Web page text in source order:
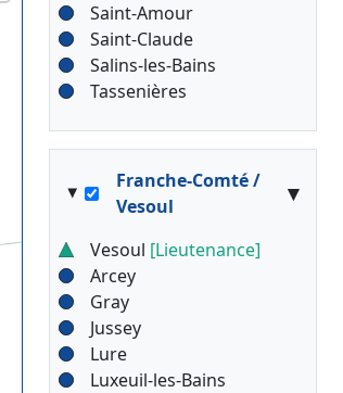
Saint-Amour
Saint-Claude
Salins-les-Bains
Tassenières
Franche-Comté /
Vesoul
▾
Vesoul [Lieutenance]
Arcey
Gray
Jussey
Lure
Luxeuil-les-Bains